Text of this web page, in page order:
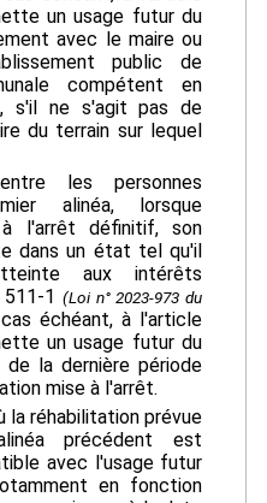
un usage futur du
avec le maire ou
public de
compétent en
s'il ne s'agit pas de
du terrain sur lequel
les personnes
alinéa, lorsque
l'arrêt définitif, son
dans un état tel qu'il
aux intérêts
511-1(Loi n° 2023-973 du
échéant, à l'article
un usage futur du
la dernière période
mise à l'arrêt.
la réhabilitation prévue
précédent est
avec l'usage futur
en fonction